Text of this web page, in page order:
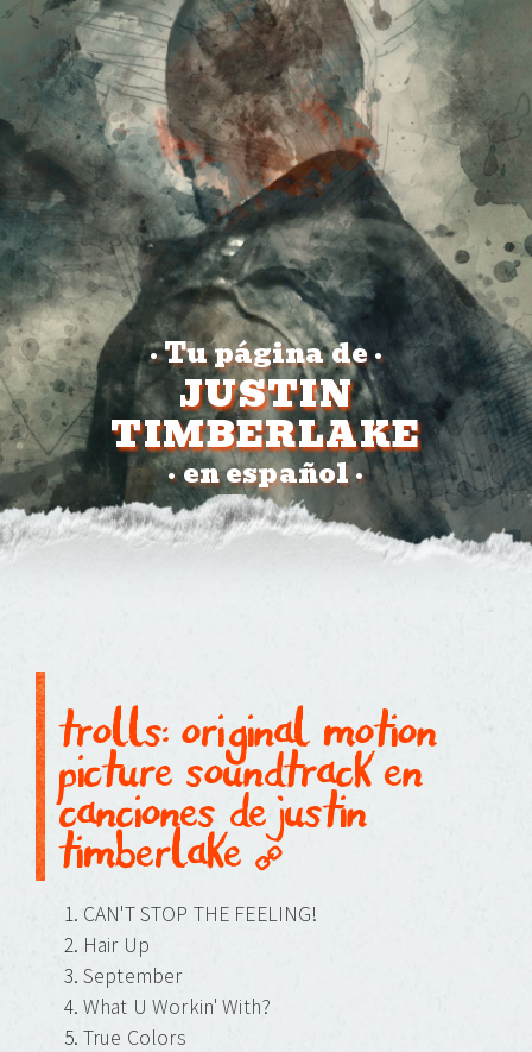
•Tu página de•
JUSTIN
TIMBERLAKE
•en español•
trolls: original motion
picture soundtrack en
canciones de justin
timberlake
CAN'T STOP THE FEELING!
Hair Up
September
What U Workin' With?
True Colors